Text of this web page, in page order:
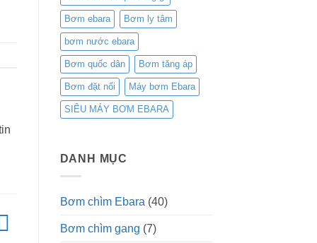
Bơm ebara Bơm ly tâm
bơm nước ebara
Bơm quốc dân Bơm tăng áp
Bơm đặt nổi Máy bơm Ebara
SIÊU MÁY BƠM EBARA
DANH MỤC
Bơm chìm Ebara (40)
Bơm chìm gang (7)